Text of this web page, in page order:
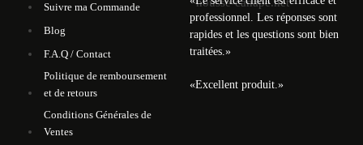
Suivre ma Commande
Blog
F.A.Q / Contact
Politique de remboursement
et de retours
Conditions Générales de
Ventes
professionnel. Les réponses sont
rapides et les questions sont bien
traitées. »
«Excellent produit. »